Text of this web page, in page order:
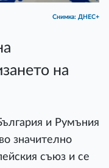
Снимка: ДНЕС+
на
и Румъния
значително
съюз и се